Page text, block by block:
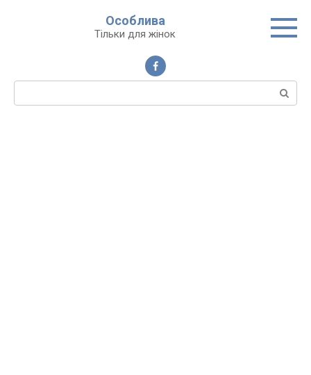
Особлива
Тільки для жінок
Пошук: